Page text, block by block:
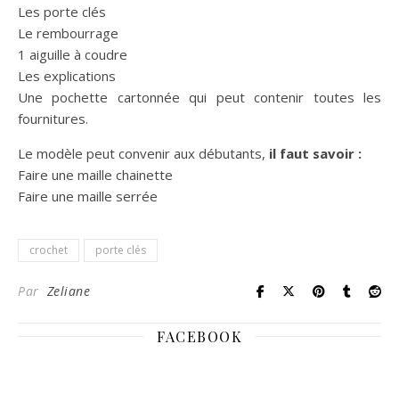
Les porte clés
Le rembourrage
1 aiguille à coudre
Les explications
Une pochette cartonnée qui peut contenir toutes les
fournitures.
Le modèle peut convenir aux débutants, il faut savoir :
Faire une maille chainette
Faire une maille serrée
crochet porte clés
Par Zeliane
FACEBOOK